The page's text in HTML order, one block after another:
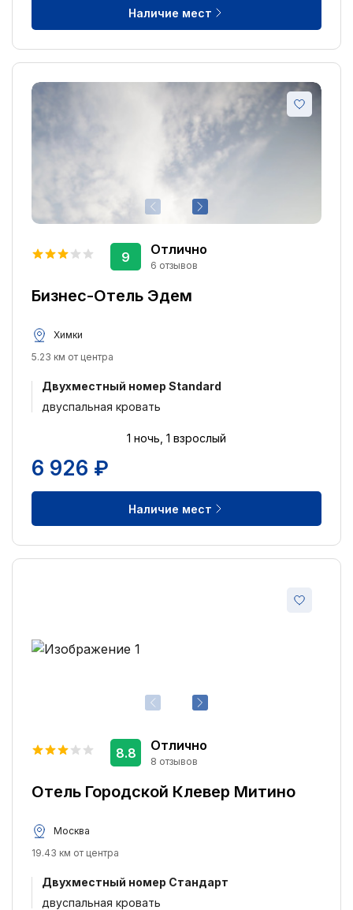
Наличие мест
Бизнес-Отель Эдем
Отлично
6 отзывов
9
Химки
5.23 км от центра
Двухместный номер Standard
двуспальная кровать
1 ночь, 1 взрослый
6 926 ₽
Наличие мест
Отель Городской Клевер Митино
Отлично
8 отзывов
8.8
Москва
19.43 км от центра
Двухместный номер Стандарт
двуспальная кровать